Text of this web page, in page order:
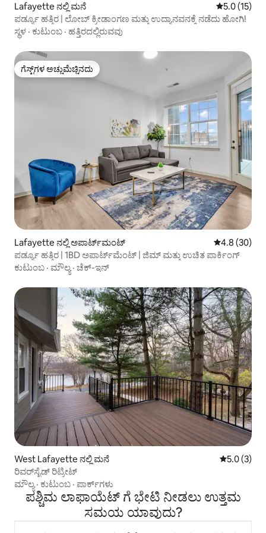
Lafayette ನಲ್ಲಿ ಮನೆ 5 ರಲ್ಲಿ 5.0
5.0 (15)
ಪರ್ಡ್ಯೂ ಹತ್ತಿರ | ಲೋಬ್ ಕ್ರೀಡಾಂಗಣ ಮತ್ತು ಉದ್ಯಾನವನಕ್ಕೆ ನಡೆದು ಹೋಗಿ!
ಸ್ಥಳ · ಕುಟುಂಬ · ಹತ್ತಿರದಲ್ಲಿರುವವು
ಗೆಸ್ಟ್‌ಗಳ ಅಚ್ಚುಮೆಚ್ಚಿನದು
ಗೆಸ್ಟ್‌ಗಳ ಅಚ್ಚುಮೆಚ್ಚಿನದು
Lafayette ನಲ್ಲಿ ಅಪಾರ್ಟ್‌ಮಂಟ್ 5 ರಲ್ಲಿ 4.8
4.8 (30)
ಪರ್ಡ್ಯೂ ಹತ್ತಿರ | 1BD ಅಪಾರ್ಟ್‌ಮೆಂಟ್ | ಜಿಮ್ ಮತ್ತು ಉಚಿತ ಪಾರ್ಕಿಂಗ್
ಕುಟುಂಬ · ಮೌಲ್ಯ· ಚೆಕ್-ಇನ್
West Lafayette ನಲ್ಲಿ ಮನೆ 5 ರಲ್ಲಿ 5.0
5.0 (3)
ರಿವರ್‌ಸೈಡ್ ರಿಟ್ರೀಟ್
ಮೌಲ್ಯ· ಕುಟುಂಬ · ಪಾರ್ಕ್‌ಗಳು
ಪಶ್ಚಿಮ ಲಾಫಾಯೆಟ್ ಗೆ ಭೇಟಿ ನೀಡಲು ಉತ್ತಮ
ಸಮಯ ಯಾವುದು?